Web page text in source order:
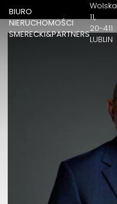
BIURO
NIERUCHOMOŚCI
SMERECKI&PARTNERS
Wolska
11
20-411
LUBLIN